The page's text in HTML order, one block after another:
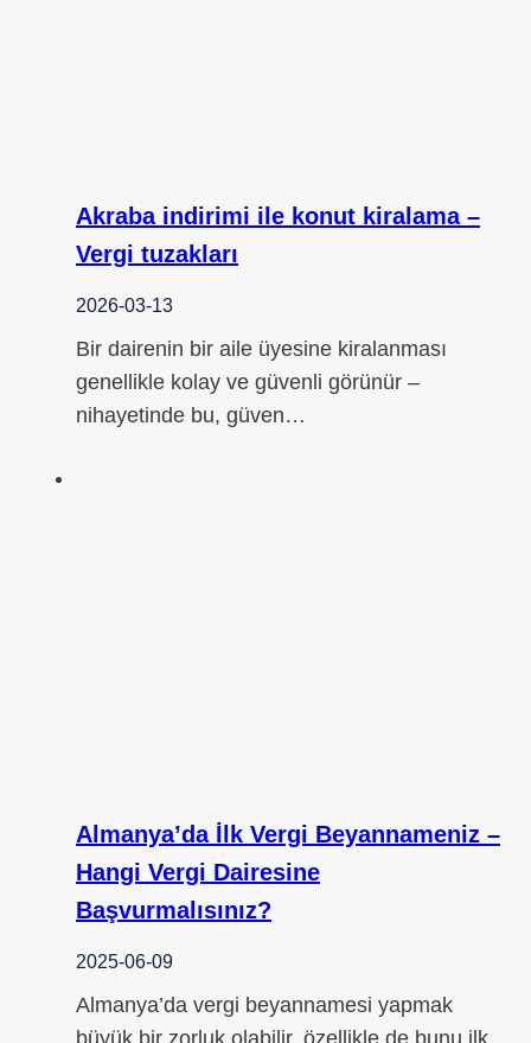
Akraba indirimi ile konut kiralama –
Vergi tuzakları
2026-03-13
Bir dairenin bir aile üyesine kiralanması
genellikle kolay ve güvenli görünür –
nihayetinde bu, güven…
Almanya’da İlk Vergi Beyannameniz –
Hangi Vergi Dairesine
Başvurmalısınız?
2025-06-09
Almanya’da vergi beyannamesi yapmak